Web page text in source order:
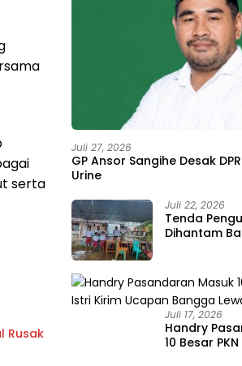
serta
Rusak
Juli 27, 2026
GP Ansor Sangihe Desak
Urine
Juli 22, 2026
Tenda
Dihantam
Juli 17, 2026
Handry
10 Besar